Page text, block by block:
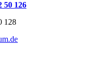
50 126
128